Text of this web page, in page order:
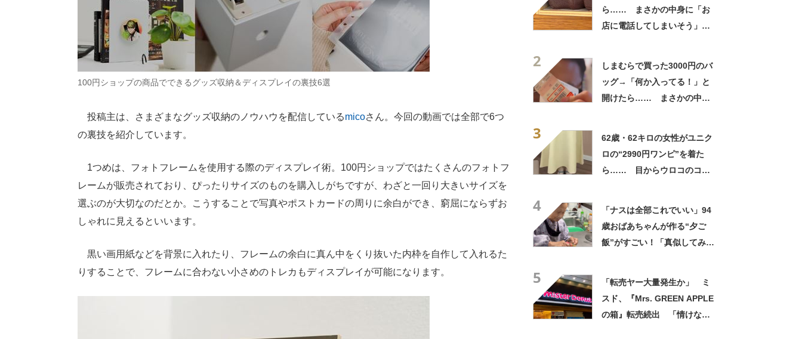
100円ショップの商品でできるグッズ収納＆ディスプレイの裏技6選
投稿主は、さまざまなグッズ収納のノウハウを配信しているmicoさん。今回の動画では全部で6つ
の裏技を紹介しています。
1つめは、フォトフレームを使用する際のディスプレイ術。100円ショップではたくさんのフォトフ
レームが販売されており、ぴったりサイズのものを購入しがちですが、わざと一回り大きいサイズを
選ぶのが大切なのだとか。こうすることで写真やポストカードの周りに余白ができ、窮屈にならずお
しゃれに見えるといいます。
黒い画用紙などを背景に入れたり、フレームの余白に真ん中をくり抜いた内枠を自作して入れるた
りすることで、フレームに合わない小さめのトレカもディスプレイが可能になります。
ら…… まさかの中身に「お
店に電話してしまいそう」
2
しまむらで買った3000円のバ
ッグ→「何か入ってる！」と
開けたら…… まさかの中身
3
62歳・62キロの女性がユニク
ロの“2990円ワンピ”を着た
ら…… 目からウロコのコー
4
「ナスは全部これでいい」94
歳おばあちゃんが作る“夕ご
飯”がすごい！「真似してみま
5
「転売ヤー大量発生か」 ミ
スド、『Mrs. GREEN APPLE
の箱』転売続出 「情けない